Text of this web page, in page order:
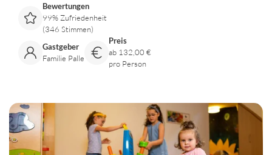
Bewertungen
99% Zufriedenheit
(346 Stimmen)
Gastgeber
Familie Palle
Preis
ab 132,00 €
pro Person